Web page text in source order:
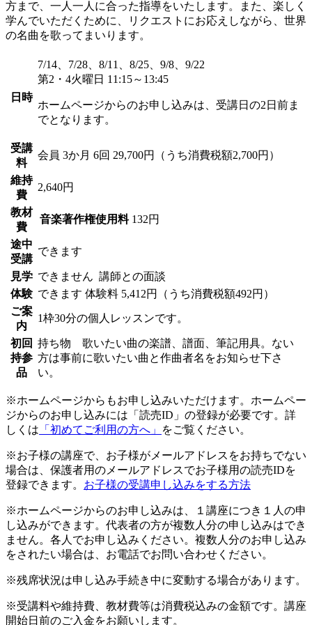
方まで、一人一人に合った指導をいたします。また、楽しく
学んでいただくために、リクエストにお応えしながら、世界
の名曲を歌ってまいります。
日時
7/14、7/28、8/11、8/25、9/8、9/22
第2・4火曜日 11:15～13:45
ホームページからのお申し込みは、受講日の2日前ま
でとなります。
受講
料
会員 3か月 6回 29,700円（うち消費税額2,700円）
維持
費
2,640円
教材
費
音楽著作権使用料 132円
途中
受講
できます
見学 できません 講師との面談
体験 できます 体験料 5,412円（うち消費税額492円）
ご案
内
1枠30分の個人レッスンです。
初回
持参
品
持ち物 歌いたい曲の楽譜、譜面、筆記用具。ない
方は事前に歌いたい曲と作曲者名をお知らせ下さ
い。
※ホームページからもお申し込みいただけます。ホームペー
ジからのお申し込みには「読売ID」の登録が必要です。詳
しくは 「初めてご利用の方へ」 をご覧ください。
※お子様の講座で、お子様がメールアドレスをお持ちでない
場合は、保護者用のメールアドレスでお子様用の読売IDを
登録できます。 お子様の受講申し込みをする方法
※ホームページからのお申し込みは、１講座につき１人の申
し込みができます。代表者の方が複数人分の申し込みはでき
ません。各人でお申し込みください。複数人分のお申し込み
をされたい場合は、お電話でお問い合わせください。
※残席状況は申し込み手続き中に変動する場合があります。
※受講料や維持費、教材費等は消費税込みの金額です。講座
開始日前のご入金をお願いします。